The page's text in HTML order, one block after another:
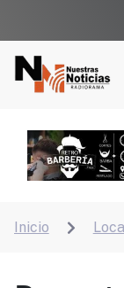
Inicio 